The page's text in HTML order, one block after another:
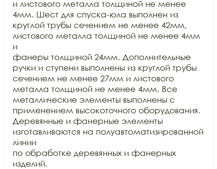
и листового металла толщиной не менее
4мм. Шест для спуска-юла выполнен из
круглой трубы сечением не менее 42мм,
листового металла толщиной не менее 4мм
и
фанеры толщиной 24мм. Дополнительные
ручки и ступени выполнены из круглой трубы
сечением не менее 27мм и листового
металла толщиной не менее 4мм. Все
металлические элементы выполнены с
применением высокоточного оборудования.
Деревянные и фанерные элементы
изготавливаются на полуавтоматизированной
линии
по обработке деревянных и фанерных
изделий.